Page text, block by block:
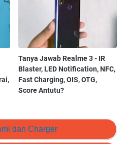
Tanya Jawab Realme 3 - IR
Blaster, LED Notification, NFC,
Fast Charging, OIS, OTG,
Score Antutu?
dan Charger